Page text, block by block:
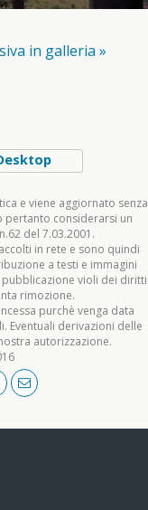
in galleria »
e viene aggiornato senza
pertanto considerarsi un
del 7.03.2001.
in rete e sono quindi
a testi e immagini
violi dei diritti
rimozione.
purchè venga data
Eventuali derivazioni delle
autorizzazione.